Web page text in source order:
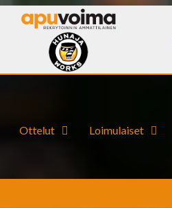
Ottelut Loimulaiset